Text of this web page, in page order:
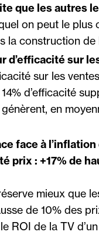
que les autres
on peut le
la construction de
d’efficacité sur
sur les
d’efficacité
en
face à
prix : +17% de
mieux que
de 10% des
ROI de la TV